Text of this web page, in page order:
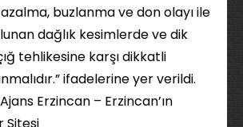
buzlanma ve don olayı ile
dağlık kesimlerde ve dik
tehlikesine karşı dikkatli
ifadelerine yer verildi.
Ajans Erzincan – Erzincan’ın